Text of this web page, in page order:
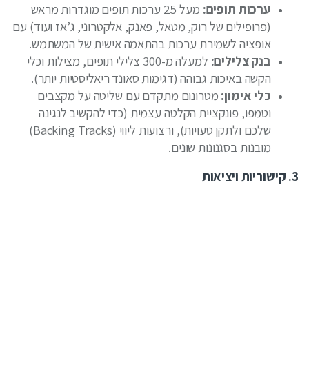
ערכות תופים:
מעל 25 ערכות תופים מוגדרות מראש
(פרופילים של רוק, מטאל, פאנק, אלקטרוני, ג’אז ועוד) עם
אופציה לשמירת ערכות בהתאמה אישית של המשתמש.
בנק צלילים:
למעלה מ-300 צלילי תופים, מצילות וכלי
הקשה באיכות גבוהה (דגימות סאונד ריאליסטיות יותר).
כלי אימון: מטרונום מתקדם עם שליטה על מקצבים
וטמפו, פונקציית הקלטה עצמית (כדי להקשיב לנגינה
שלכם ולתקן טעויות), ורצועות ליווי (Backing Tracks)
מובנות בסגנונות שונים.
3. קישוריות ויציאות